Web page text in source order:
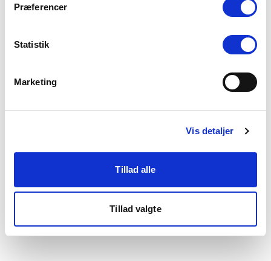
Præferencer
Statistik
Marketing
Vis detaljer
Tillad alle
Tillad valgte